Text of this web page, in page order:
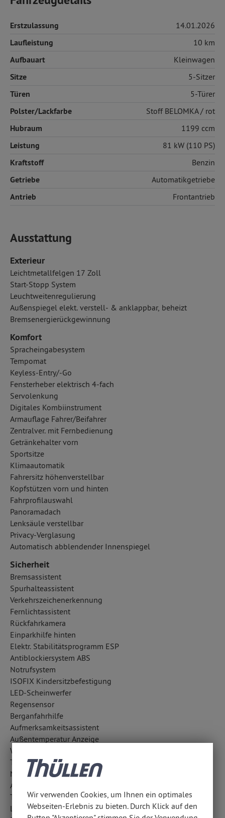
Erstzulassung 14.01.2026
Laufleistung 10 km
Aufbauart Kleinwagen
Sitze 5-Sitzer
Türen 5-Türer
Polster/Lackfarbe StoffBELOMKA / rot
Hubraum 1199 ccm
Leistung 81 kW (110 PS)
Kraftstoff Benzin
Getriebe Automatikgetriebe
Antrieb Frontantrieb
Ausstattung
Exterieur
Leichtmetallfelgen 17 Zoll
Start-Stopp System
Leuchtweitenregulierung
Außenspiegel elekt. verstell- & anklappbar, beheizt
Bremsenergierückgewinnung
Komfort
Spracheingabesystem
Tempomat
Keyless-Entry/-Go
Fensterheber elektrisch 4-fach
Servolenkung
Digitales Kombiinstrument
Armauflage Fahrer/Beifahrer
Zentralver. mit Fernbedienung
Getränkehalter vorn
Sportsitze
Klimaautomatik
Fahrersitz höhenverstellbar
Kopfstützen vorn und hinten
Fahrprofilauswahl
Panoramadach
Lenksäule verstellbar
Privacy-Verglasung
Automatisch abblendender Innenspiegel
Sicherheit
Bremsassistent
Spurhalteassistent
Verkehrszeichenerkennung
Fernlichtassistent
Rückfahrkamera
Einparkhilfe hinten
Elektr. Stabilitätsprogramm ESP
Antiblockiersystem ABS
Notrufsystem
ISOFIX Kindersitzbefestigung
LED-Scheinwerfer
Regensensor
Berganfahrhilfe
Aufmerksamkeitsassistent
Außentemperatur Anzeige
Wegfahrsperre
Tagfahrlicht
Notbremsassistent
Antriebsschlupfregelung ASR
Totwinkel-Assistent
Lichtsensor
Wir verwenden Cookies, um Ihnen ein optimales
Webseiten-Erlebnis zu bieten. Durch Klick auf den